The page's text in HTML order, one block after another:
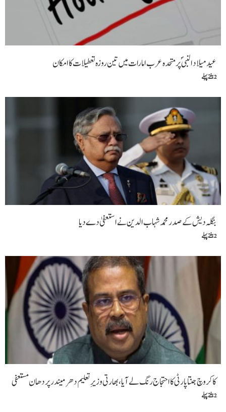
عید میلاد النبیؐ پر متحدہ عرب امارات میں تین روزہ تعطیلات کا امکان
2 ہفتے پہلے
بنگلہ دیش کے صدر محمد شہاب الدین نے استعفیٰ دے دیا
2 ہفتے پہلے
کاکروچ جنتا پارٹی کا احتجاج رنگ لے آیا، بھارتی وزیرِ تعلیم دھرمیندر پردھان مستعفی
2 ہفتے پہلے